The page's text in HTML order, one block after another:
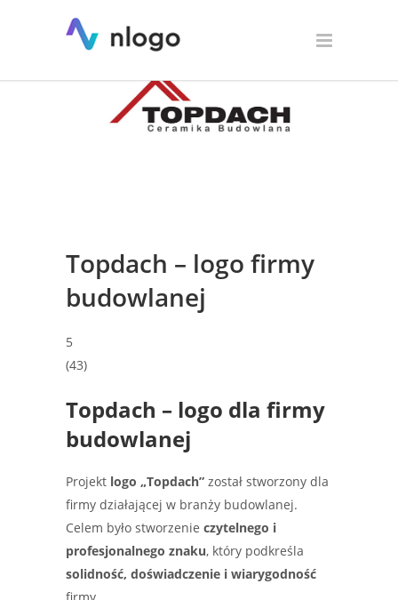
Topdach – logo firmy
budowlanej
5
(43)
Topdach – logo dla firmy
budowlanej
Projekt logo „Topdach” został stworzony dla
firmy działającej w branży budowlanej.
Celem było stworzenie czytelnego i
profesjonalnego znaku, który podkreśla
solidność, doświadczenie i wiarygodność